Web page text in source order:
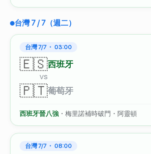
台灣 7 / 7（週二）
台灣 7/7 ・ 03:00
🇪🇸西班牙
VS
🇵🇹葡萄牙
西班牙晉八強 ・梅里諾補時破門・阿靈頓
台灣 7/7 ・ 08:00